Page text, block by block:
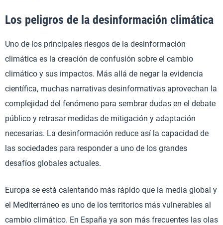
Los peligros de la desinformación climática
Uno de los principales riesgos de la desinformación
climática es la creación de confusión sobre el cambio
climático y sus impactos. Más allá de negar la evidencia
científica, muchas narrativas desinformativas aprovechan la
complejidad del fenómeno para sembrar dudas en el debate
público y retrasar medidas de mitigación y adaptación
necesarias. La desinformación reduce así la capacidad de
las sociedades para responder a uno de los grandes
desafíos globales actuales.
Europa se está calentando más rápido que la media global y
el Mediterráneo es uno de los territorios más vulnerables al
cambio climático. En España ya son más frecuentes las olas